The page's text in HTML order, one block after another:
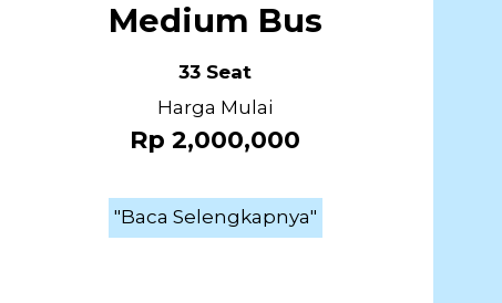
Medium Bus
33 Seat
Harga Mulai
Rp 2,000,000
"Baca Selengkapnya"